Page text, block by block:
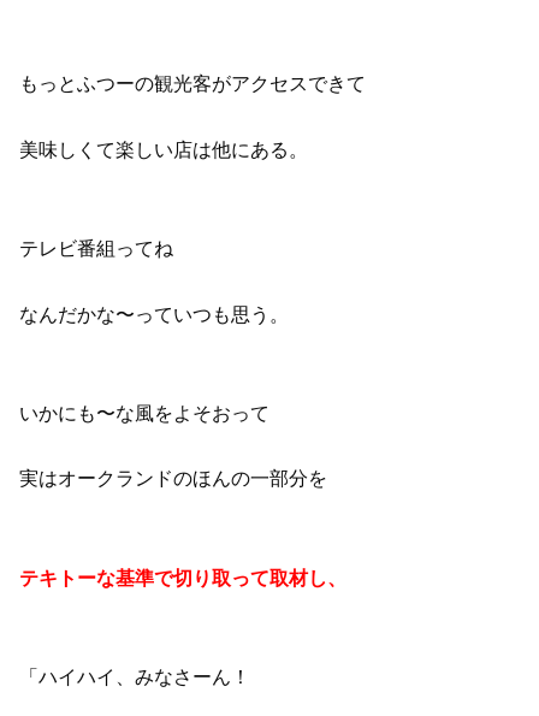
もっとふつーの観光客がアクセスできて
美味しくて楽しい店は他にある。
テレビ番組ってね
なんだかな〜っていつも思う。
いかにも〜な風をよそおって
実はオークランドのほんの一部分を
テキトーな基準で切り取って取材し、
「ハイハイ、みなさーん！